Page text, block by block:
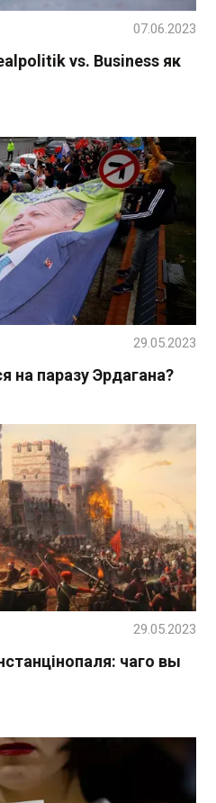
vs. Business як
07.06.2023
на паразу Эрдагана?
29.05.2023
чаго вы
29.05.2023